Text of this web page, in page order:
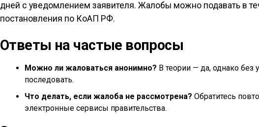
дней с уведомлением заявителя. Жалобы можно подавать в
постановления по КоАП РФ.
Ответы на частые вопросы
Можно ли жаловаться анонимно? В теории — да, однако без
последовать.
Что делать, если жалоба не рассмотрена? Обратитесь
электронные сервисы правительства.